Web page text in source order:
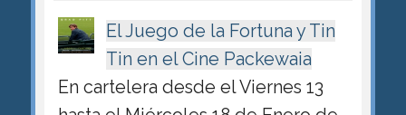
El Juego de la Fortuna y Tin
Tin en el Cine Packewaia
En cartelera desde el Viernes 13